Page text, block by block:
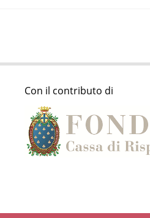
Con il contributo di